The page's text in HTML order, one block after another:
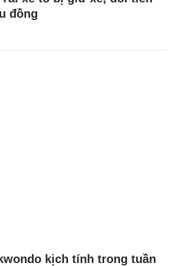
đồng
kịch tính trong tuần